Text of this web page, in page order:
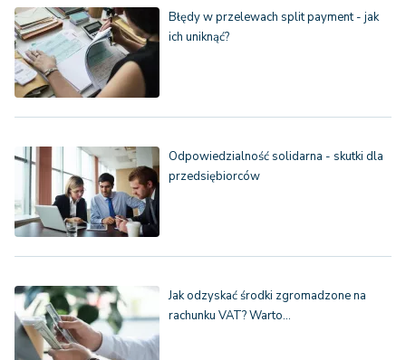
Błędy w przelewach split payment - jak
ich uniknąć?
Odpowiedzialność solidarna - skutki dla
przedsiębiorców
Jak odzyskać środki zgromadzone na
rachunku VAT? Warto…